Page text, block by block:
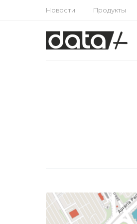
Новости Продукты